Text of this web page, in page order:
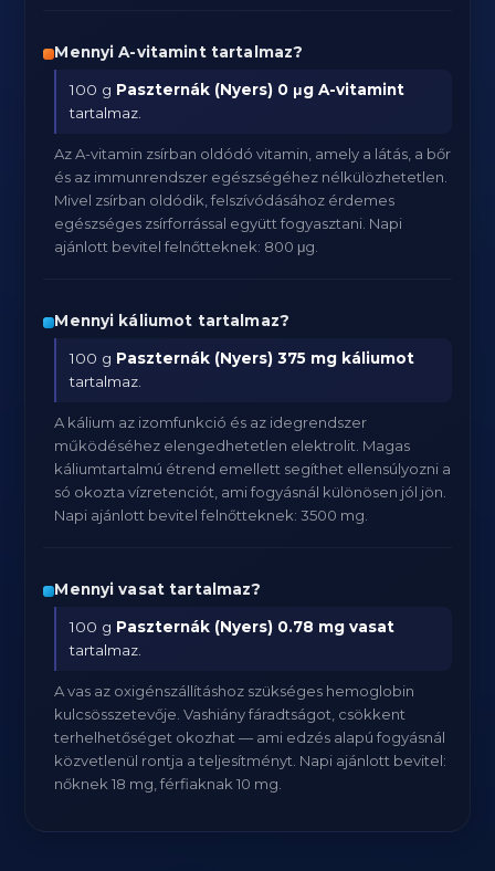
Mennyi A-vitamint tartalmaz?
100 g Paszternák (Nyers) 0 μg A-vitamint
tartalmaz.
Az A-vitamin zsírban oldódó vitamin, amely a látás, a bőr
és az immunrendszer egészségéhez nélkülözhetetlen.
Mivel zsírban oldódik, felszívódásához érdemes
egészséges zsírforrással együtt fogyasztani. Napi
ajánlott bevitel felnőtteknek: 800 μg.
Mennyi káliumot tartalmaz?
100 g Paszternák (Nyers) 375 mg káliumot
tartalmaz.
A kálium az izomfunkció és az idegrendszer
működéséhez elengedhetetlen elektrolit. Magas
káliumtartalmú étrend emellett segíthet ellensúlyozni a
só okozta vízretenciót, ami fogyásnál különösen jól jön.
Napi ajánlott bevitel felnőtteknek: 3500 mg.
Mennyi vasat tartalmaz?
100 g Paszternák (Nyers) 0.78 mg vasat
tartalmaz.
A vas az oxigénszállításhoz szükséges hemoglobin
kulcsösszetevője. Vashiány fáradtságot, csökkent
terhelhetőséget okozhat — ami edzés alapú fogyásnál
közvetlenül rontja a teljesítményt. Napi ajánlott bevitel:
nőknek 18 mg, férfiaknak 10 mg.